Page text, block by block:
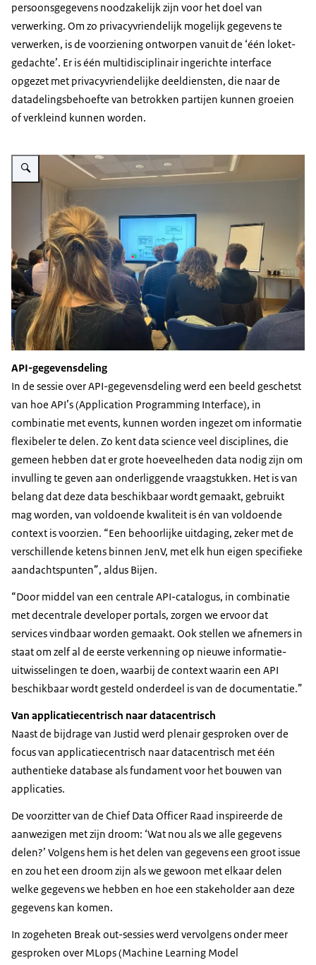
persoonsgegevens noodzakelijk zijn voor het doel van
verwerking. Om zo privacyvriendelijk mogelijk gegevens te
verwerken, is de voorziening ontworpen vanuit de ‘één loket-
gedachte’. Er is één multidisciplinair ingerichte interface
opgezet met privacyvriendelijke deeldiensten, die naar de
datadelingsbehoefte van betrokken partijen kunnen groeien
of verkleind kunnen worden.
Vergroot afbeelding Mensen in een zaal tijdens een bijeenkomst
API-gegevensdeling
In de sessie over API-gegevensdeling werd een beeld geschetst
van hoe API’s (Application Programming Interface), in
combinatie met events, kunnen worden ingezet om informatie
flexibeler te delen. Zo kent data science veel disciplines, die
gemeen hebben dat er grote hoeveelheden data nodig zijn om
invulling te geven aan onderliggende vraagstukken. Het is van
belang dat deze data beschikbaar wordt gemaakt, gebruikt
mag worden, van voldoende kwaliteit is én van voldoende
context is voorzien. “Een behoorlijke uitdaging, zeker met de
verschillende ketens binnen JenV, met elk hun eigen specifieke
aandachtspunten”, aldus Bijen.
“Door middel van een centrale API-catalogus, in combinatie
met decentrale developer portals, zorgen we ervoor dat
services vindbaar worden gemaakt. Ook stellen we afnemers in
staat om zelf al de eerste verkenning op nieuwe informatie-
uitwisselingen te doen, waarbij de context waarin een API
beschikbaar wordt gesteld onderdeel is van de documentatie.”
Van applicatiecentrisch naar datacentrisch
Naast de bijdrage van Justid werd plenair gesproken over de
focus van applicatiecentrisch naar datacentrisch met één
authentieke database als fundament voor het bouwen van
applicaties.
De voorzitter van de Chief Data Officer Raad inspireerde de
aanwezigen met zijn droom: ‘Wat nou als we alle gegevens
delen?’ Volgens hem is het delen van gegevens een groot issue
en zou het een droom zijn als we gewoon met elkaar delen
welke gegevens we hebben en hoe een stakeholder aan deze
gegevens kan komen.
In zogeheten Break out-sessies werd vervolgens onder meer
gesproken over MLops (Machine Learning Model